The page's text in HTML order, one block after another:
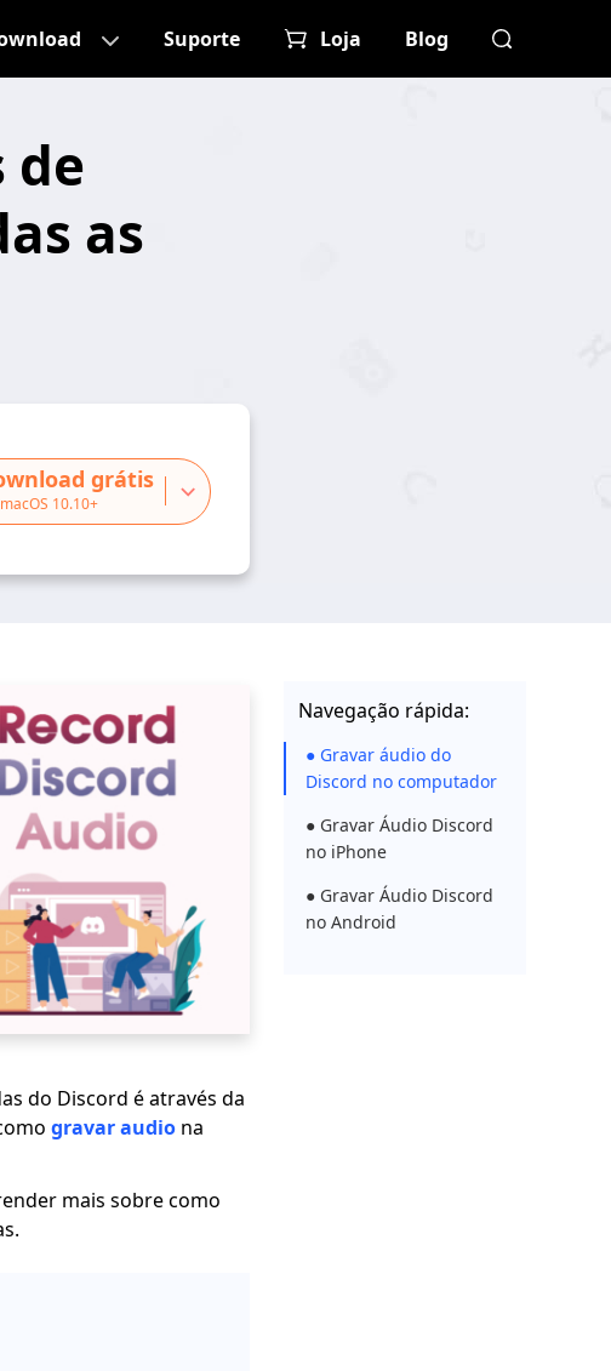
Suporte Loja Blog
​​de
as
grátis
10.10+
do Discord é através da
gravar audio na
mais sobre como
Navegação rápida:
● Gravar áudio do
Discord no computador
● Gravar Áudio Discord
no iPhone
● Gravar Áudio Discord
no Android